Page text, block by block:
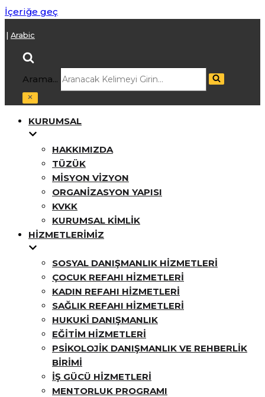
İçeriğe geç
Arabic
Arama...
KURUMSAL
HAKKIMIZDA
TÜZÜK
MISYON VIZYON
ORGANIZASYON YAPISI
KVKK
KURUMSAL KIMLIK
HIZMETLERIMIZ
SOSYAL DANIŞMANLIK HIZMETLERI
ÇOCUK REFAHI HIZMETLERI
KADIN REFAHI HIZMETLERI
SAĞLIK REFAHI HIZMETLERI
HUKUKI DANIŞMANLIK
EĞITIM HIZMETLERI
PSIKOLOJIK DANIŞMANLIK VE REHBERLIK
BIRIMI
İŞ GÜCÜ HIZMETLERI
MENTORLUK PROGRAMI